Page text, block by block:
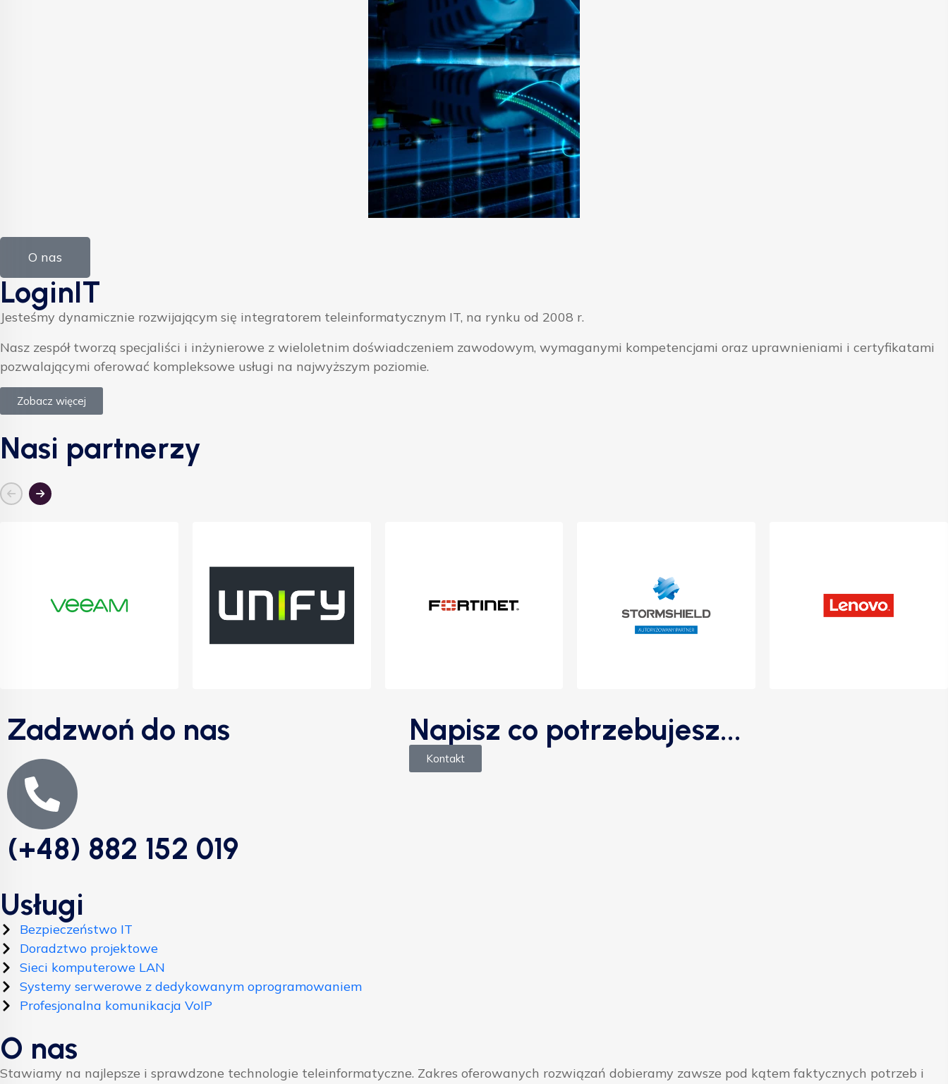
O nas
LoginIT
Jesteśmy dynamicznie rozwijającym się integratorem teleinformatycznym IT, na rynku od 2008 r.
Nasz zespół tworzą specjaliści i inżynierowe z wieloletnim doświadczeniem zawodowym, wymaganymi kompetencjami oraz uprawnieniami i certyfikatami
pozwalającymi oferować kompleksowe usługi na najwyższym poziomie.
Zobacz więcej
Nasi partnerzy
Zadzwoń do nas
(+48) 882 152 019
Napisz co potrzebujesz...
Kontakt
Usługi
Bezpieczeństwo IT
Doradztwo projektowe
Sieci komputerowe LAN
Systemy serwerowe z dedykowanym oprogramowaniem
Profesjonalna komunikacja VoIP
O nas
Stawiamy na najlepsze i sprawdzone technologie teleinformatyczne. Zakres oferowanych rozwiązań dobieramy zawsze pod kątem faktycznych potrzeb i